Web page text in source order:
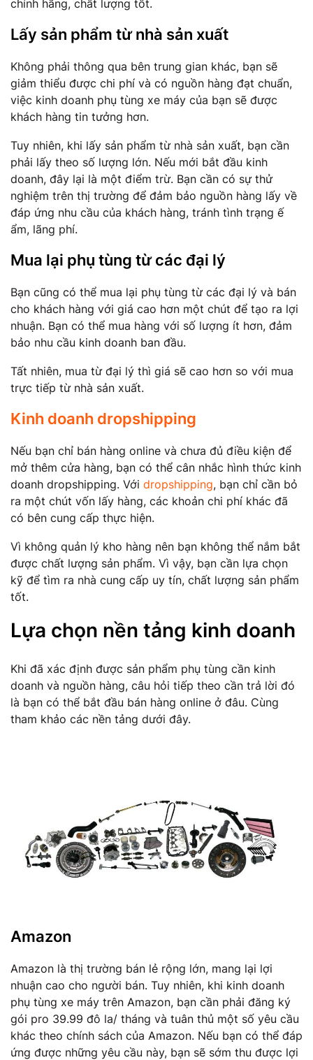
chính hãng, chất lượng tốt.
Lấy sản phẩm từ nhà sản xuất
Không phải thông qua bên trung gian khác, bạn sẽ
giảm thiểu được chi phí và có nguồn hàng đạt chuẩn,
việc kinh doanh phụ tùng xe máy của bạn sẽ được
khách hàng tin tưởng hơn.
Tuy nhiên, khi lấy sản phẩm từ nhà sản xuất, bạn cần
phải lấy theo số lượng lớn. Nếu mới bắt đầu kinh
doanh, đây lại là một điểm trừ. Bạn cần có sự thử
nghiệm trên thị trường để đảm bảo nguồn hàng lấy về
đáp ứng nhu cầu của khách hàng, tránh tình trạng ế
ẩm, lãng phí.
Mua lại phụ tùng từ các đại lý
Bạn cũng có thể mua lại phụ tùng từ các đại lý và bán
cho khách hàng với giá cao hơn một chút để tạo ra lợi
nhuận. Bạn có thể mua hàng với số lượng ít hơn, đảm
bảo nhu cầu kinh doanh ban đầu.
Tất nhiên, mua từ đại lý thì giá sẽ cao hơn so với mua
trực tiếp từ nhà sản xuất.
Kinh doanh dropshipping
Nếu bạn chỉ bán hàng online và chưa đủ điều kiện để
mở thêm cửa hàng, bạn có thể cân nhắc hình thức kinh
doanh dropshipping. Với dropshipping, bạn chỉ cần bỏ
ra một chút vốn lấy hàng, các khoản chi phí khác đã
có bên cung cấp thực hiện.
Vì không quản lý kho hàng nên bạn không thể nắm bắt
được chất lượng sản phẩm. Vì vậy, bạn cần lựa chọn
kỹ để tìm ra nhà cung cấp uy tín, chất lượng sản phẩm
tốt.
Lựa chọn nền tảng kinh doanh
Khi đã xác định được sản phẩm phụ tùng cần kinh
doanh và nguồn hàng, câu hỏi tiếp theo cần trả lời đó
là bạn có thể bắt đầu bán hàng online ở đâu. Cùng
tham khảo các nền tảng dưới đây.
Amazon
Amazon là thị trường bán lẻ rộng lớn, mang lại lợi
nhuận cao cho người bán. Tuy nhiên, khi kinh doanh
phụ tùng xe máy trên Amazon, bạn cần phải đăng ký
gói pro 39.99 đô la/ tháng và tuân thủ một số yêu cầu
khác theo chính sách của Amazon. Nếu bạn có thể đáp
ứng được những yêu cầu này, bạn sẽ sớm thu được lợi